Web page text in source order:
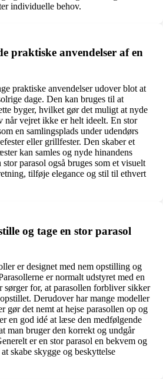
individuelle behov.
praktiske anvendelser af en
praktiske anvendelser udover blot at
dage. Den kan bruges til at
byger, hvilket gør det muligt at nyde
når vejret ikke er helt ideelt. En stor
en samlingsplads under udendørs
eller grillfester. Den skaber et
kan samles og nyde hinandens
parasol også bruges som et visuelt
tilføje elegance og stil til ethvert
og tage en stor parasol
er designet med nem opstilling og
er normalt udstyret med en
sørger for, at parasollen forbliver sikker
Derudover har mange modeller
gør det nemt at hejse parasollen op og
en god idé at læse den medfølgende
man bruger den korrekt og undgår
er en stor parasol en bekvem og
skabe skygge og beskyttelse